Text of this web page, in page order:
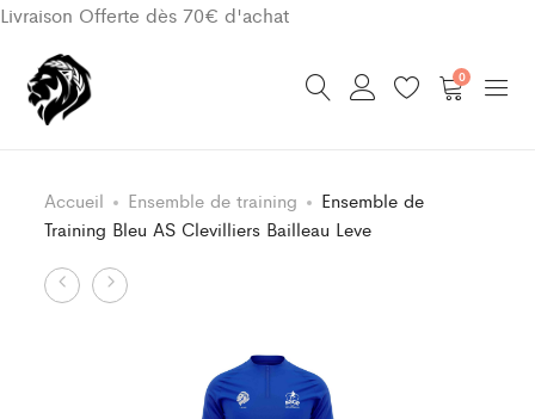
Livraison Offerte dès 70€ d'achat
0
Accueil Ensemble de training
Ensemble de
Training Bleu AS Clevilliers Bailleau Leve
Product
Ensemble
Ensemble